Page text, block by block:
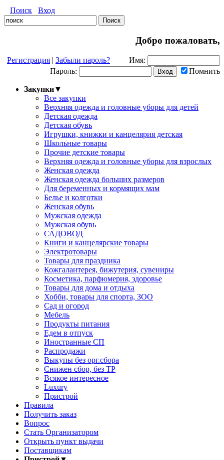
Поиск
Вход
Добро пожаловать,
Регистрация | Забыли пароль?
Имя:
Пароль:
Помнить
Закупки▼
Все закупки
Верхняя одежда и головные уборы для детей
Детская одежда
Детская обувь
Игрушки, книжки и канцелярия детская
Школьные товары
Прочие детские товары
Верхняя одежда и головные уборы для взрослых
Женская одежда
Женская одежда больших размеров
Для беременных и кормящих мам
Белье и колготки
Женская обувь
Мужская одежда
Мужская обувь
САДОВОД
Книги и канцелярские товары
Электротовары
Товары для праздника
Кожгалантерея, бижутерия, сувениры
Косметика, парфюмерия, здоровье
Товары для дома и отдыха
Хобби, товары для спорта, ЗОО
Сад и огород
Мебель
Продукты питания
Едем в отпуск
Иностранные СП
Распродажи
Выкупы без орг.сбора
Снижен сбор, без ТР
Всякое интересное
Luxury
Пристрой
Правила
Получить заказ
Вопрос
Стать Организатором
Открыть пункт выдачи
Поставщикам